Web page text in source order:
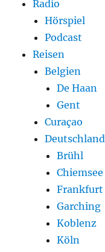
Radio
Hörspiel
Podcast
Reisen
Belgien
De Haan
Gent
Curaçao
Deutschland
Brühl
Chiemsee
Frankfurt
Garching
Koblenz
Köln